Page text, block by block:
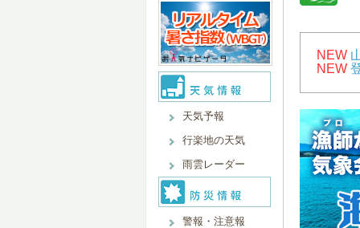
天気予報
行楽地の天気
雨雲レーダー
警報・注意報
NEW
NEW